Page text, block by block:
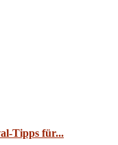
Tipps für...